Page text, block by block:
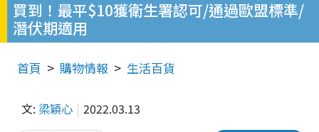
買到！最平$10獲衛生署認可/通過歐盟標準/
潛伏期適用
首頁 購物情報 生活百貨
文: 梁穎心 2022.03.13